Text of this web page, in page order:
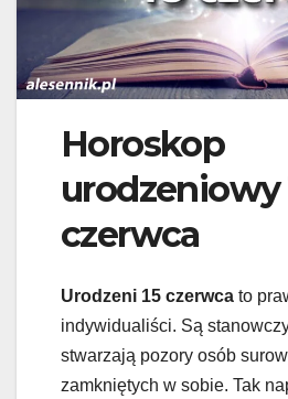
Horoskop
urodzeniowy
czerwca
Urodzeni 15 czerwca to
indywidualiści. Są
stwarzają pozory osób
zamkniętych w sobie. Tak